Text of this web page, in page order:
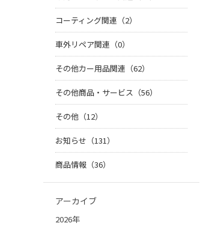
コーティング関連（2）
車外リペア関連（0）
その他カー用品関連（62）
その他商品・サービス（56）
その他（12）
お知らせ（131）
商品情報（36）
アーカイブ
2026年